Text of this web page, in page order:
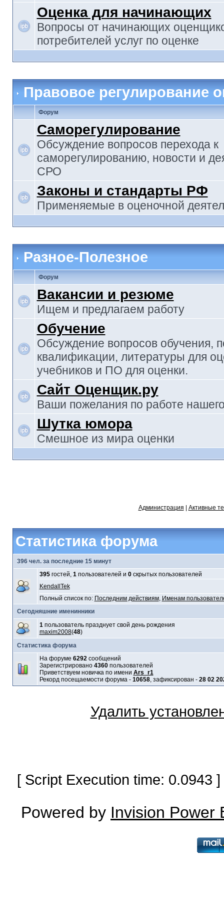
Оценка для начинающих
Вопросы от начинающих
потребителей услуг по оценке
Правовое регулирование
Форум
Саморегулирование
Обсуждение вопросов перехода к
саморегулированию, новости и
СРО
Законы и стандарты РФ
Применяемые в оценочной
Разное-Полезное
Форум
Вакансии и резюме
Ищем и предлагаем работу
Обучение
Обсуждение вопросов обучения,
квалификации, литературы для
учебников и ПО для оценки.
Сайт Оценщик.ру
Ваши пожелания по работе
Шутка юмора
Смешное из мира оценки
Администрация Активные
Статистика форума
396 чел. за последние 15 минут
395гостей, 1пользователей и 0скрытых пользователей
KendallTek
Полный список по: Последним действиям, Именам
Сегодняшние именинники
1пользователь празднует свой день рождения
maxim2008(48)
Статистика форума
На форуме 6292сообщений
Зарегистрировано 4360пользователей
Приветствуем новичка по имени Ars_r1
Рекорд посещаемости форума - 10658, зафиксирован - 28 02
Удалить
[ Script Execution time:
Powered by Invision Power